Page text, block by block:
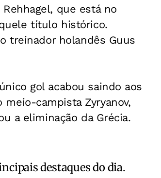
que está no
título histórico.
treinador holandês Guus
gol acabou saindo aos
campista Zyryanov,
a eliminação da Grécia.
destaques do dia.